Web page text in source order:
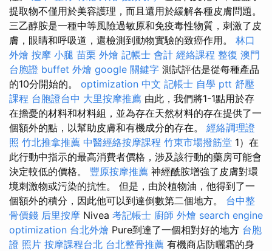
提取物不僅用於美容護理，而且還用於緩解各種皮膚問題。
三乙醇胺是一種中等風險過敏原和免疫毒性物質，刺激了皮
膚，眼睛和呼吸道，還檢測到動物實驗的致癌作用。 林口
外燴 按摩 小腿 苗栗 外燴 記帳士 會計 經絡課程 整復 澳門
台胞證 buffet 外燴 google 關鍵字 測試評估是從每種產品
的10分開始的。 optimization 中文 記帳士 自學 ptt 舒壓
課程 台胞證台中 大里按摩推薦 由此，我們將1-1點用於存
在擔憂的材料和材料組，並為存在天然材料的存在提供了一
個額外的點，以幫助皮膚和有機成分的存在。 經絡調理證
照 竹北推拿推薦 中醫經絡按摩課程 竹東市場撥筋堂 1）在
此行動中指示的最高消費者價格，涉及該行動的藥房可能會
決定較低的價格。 豐原按摩推薦 神經酰胺增強了皮膚對環
境刺激物或污染的抗性。 但是，由於植物油，他得到了一
個額外的積分，因此他可以到達倒數第二個地方。 台中整
骨價錢 后里按摩 Nivea 考記帳士 廚師 外燴 search engine
optimization 台北外燴 Pure到達了一個相對好的地方 台胞
證 照片 按摩課程台北 台北整骨推薦 有機商店防曬霜的身